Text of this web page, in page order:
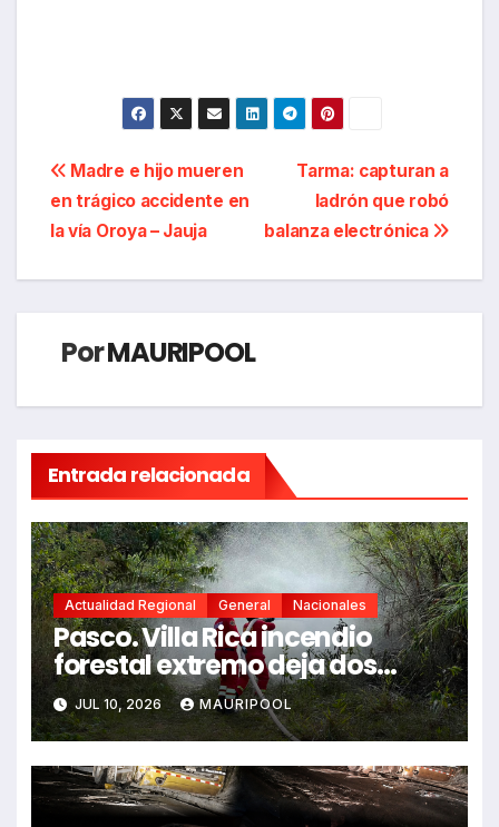
Navegación
de
entradas
Tarma: capturan a
ladrón que robó
balanza electrónica
Madre e hijo mueren
en trágico accidente en
la vía Oroya – Jauja
PorMAURIPOOL
Entrada relacionada
Actualidad Regional General Nacionales
Pasco. Villa Rica incendio
forestal extremo deja dos
fallecidos y heridos
JUL 10, 2026 MAURIPOOL